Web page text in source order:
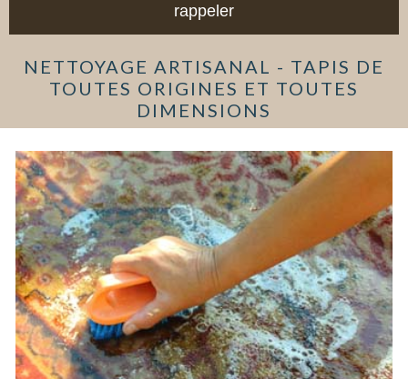
NETTOYAGE ARTISANAL - TAPIS DE
TOUTES ORIGINES ET TOUTES
DIMENSIONS